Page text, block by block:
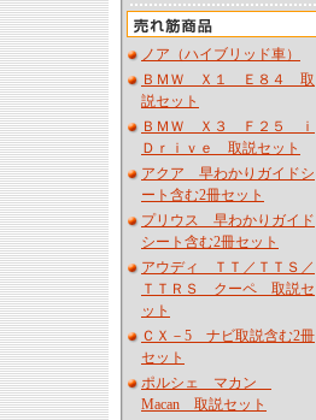
ノア（ハイブリッド車）
ＢＭＷ Ｘ１ Ｅ８４ 取
説セット
ＢＭＷ Ｘ３ Ｆ２５ ｉ
Ｄｒｉｖｅ 取説セット
アクア 早わかりガイドシ
ート含む2冊セット
プリウス 早わかりガイド
シート含む2冊セット
アウディ ＴＴ／ＴＴＳ／
ＴＴＲＳ クーペ 取説セ
ット
ＣＸ－5 ナビ取説含む2冊
セット
ポルシェ マカン
Macan 取説セット